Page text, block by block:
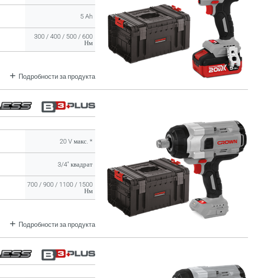
5 Ah
300 / 400 / 500 / 600
Нм
Подробности за продукта
20 V макс. *
3/4" квадрат
700 / 900 / 1100 / 1500
Нм
Подробности за продукта